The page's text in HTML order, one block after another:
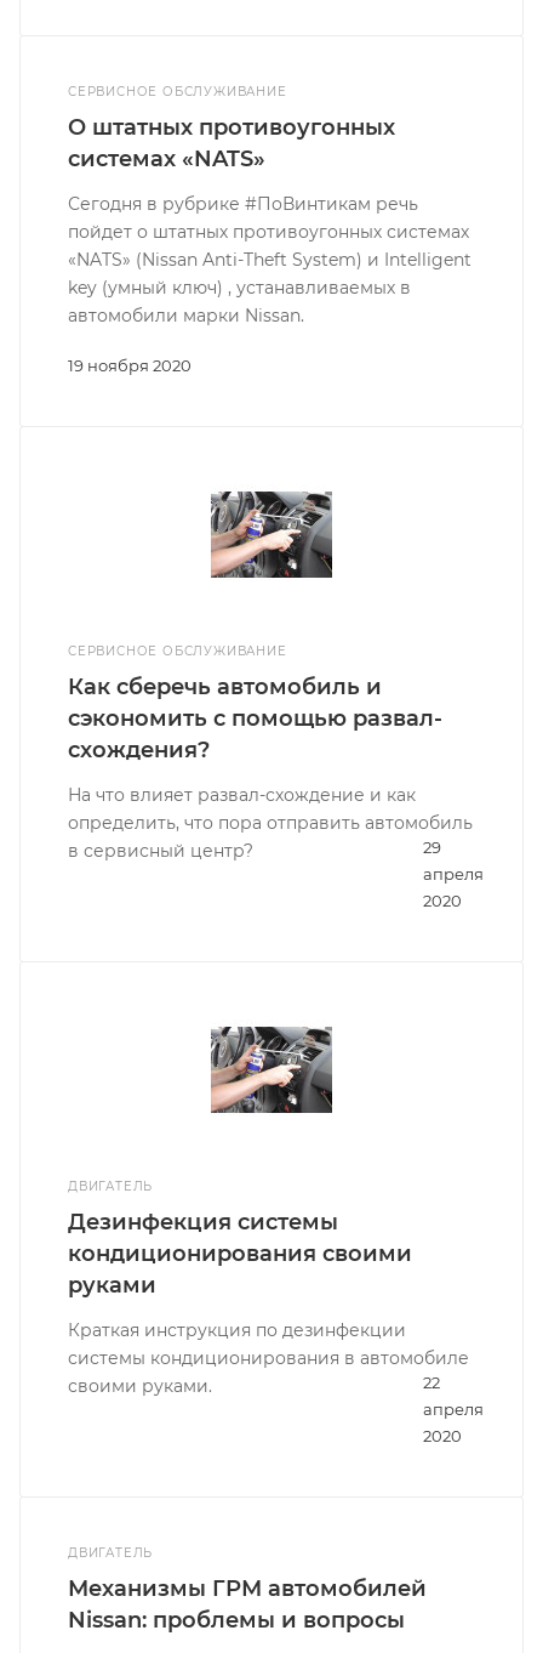
СЕРВИСНОЕ ОБСЛУЖИВАНИЕ
19 ноября 2020
О штатных противоугонных
системах «NATS»
Сегодня в рубрике #ПоВинтикам речь
пойдет о штатных противоугонных системах
«NATS» (Nissan Anti-Theft System) и Intelligent
key (умный ключ) , устанавливаемых в
автомобили марки Nissan.
СЕРВИСНОЕ ОБСЛУЖИВАНИЕ
29
апреля
2020
Как сберечь автомобиль и
сэкономить с помощью развал-
схождения?
На что влияет развал-схождение и как
определить, что пора отправить автомобиль
в сервисный центр?
ДВИГАТЕЛЬ
22
апреля
2020
Дезинфекция системы
кондиционирования своими
руками
Краткая инструкция по дезинфекции
системы кондиционирования в автомобиле
своими руками.
ДВИГАТЕЛЬ
Механизмы ГРМ автомобилей
Nissan: проблемы и вопросы